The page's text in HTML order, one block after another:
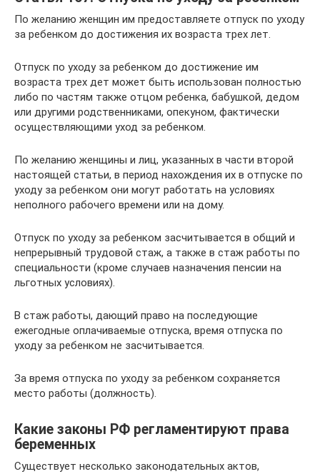
По желанию женщин им предоставляете отпуск по уходу
за ребенком до достижения их возраста трех лет.
Отпуск по уходу за ребенком до достижение им
возраста трех дет может быть использован полностью
либо по частям также отцом ребенка, бабушкой, дедом
или другими родственниками, опекуном, фактически
осуществляющими уход за ребенком.
По желанию женщины и лиц, указанных в части второй
настоящей статьи, в период нахождения их в отпуске по
уходу за ребенком они могут работать на условиях
неполного рабочего времени или на дому.
Отпуск по уходу за ребенком засчитывается в общий и
непрерывный трудовой стаж, а также в стаж работы по
специальности (кроме случаев назначения пенсии на
льготных условиях).
В стаж работы, дающий право на последующие
ежегодные оплачиваемые отпуска, время отпуска по
уходу за ребенком не засчитывается.
За время отпуска по уходу за ребенком сохраняется
место работы (должность).
Какие законы РФ регламентируют права
беременных
Существует несколько законодательных актов,